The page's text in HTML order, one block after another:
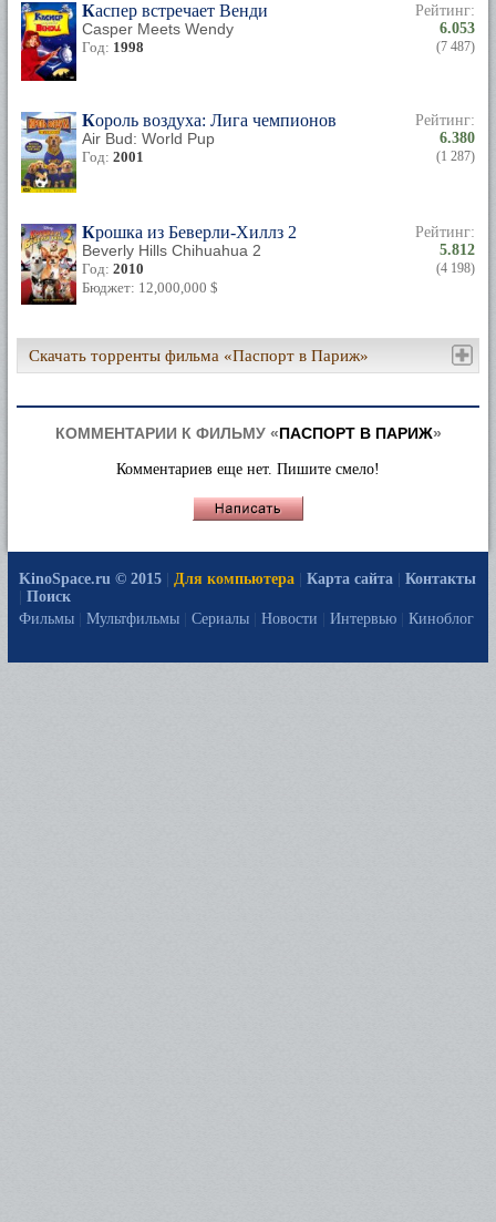
Каспер встречает Венди
Casper Meets Wendy
Год: 1998
Рейтинг:
6.053
(7 487)
Король воздуха: Лига чемпионов
Air Bud: World Pup
Год: 2001
Рейтинг:
6.380
(1 287)
Крошка из Беверли-Хиллз 2
Beverly Hills Chihuahua 2
Год: 2010
Бюджет: 12,000,000 $
Рейтинг:
5.812
(4 198)
Скачать торренты фильма «Паспорт в Париж»
КОММЕНТАРИИ К ФИЛЬМУ «ПАСПОРТ В ПАРИЖ»
Комментариев еще нет. Пишите смело!
KinoSpace.ru © 2015 Для компьютера Карта сайта
Контакты
Поиск
Фильмы
Мультфильмы Сериалы Новости Интервью Киноблог